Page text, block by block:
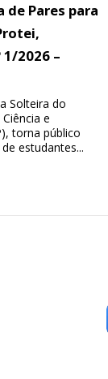
de Pares para
2026 –
Solteira do
e
torna público
estudantes...